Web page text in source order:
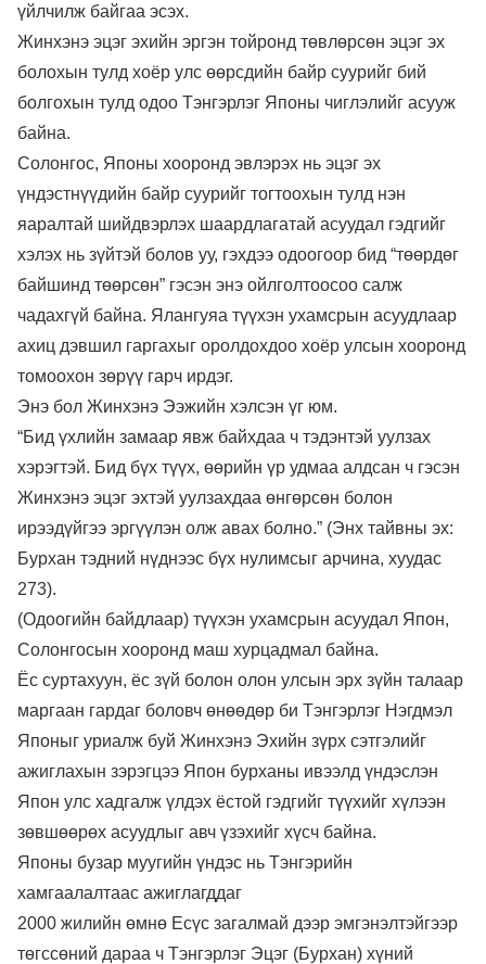
үйлчилж байгаа эсэх.
Жинхэнэ эцэг эхийн эргэн тойронд төвлөрсөн эцэг эх
болохын тулд хоёр улс өөрсдийн байр суурийг бий
болгохын тулд одоо Тэнгэрлэг Японы чиглэлийг асууж
байна.
Солонгос, Японы хооронд эвлэрэх нь эцэг эх
үндэстнүүдийн байр суурийг тогтоохын тулд нэн
яаралтай шийдвэрлэх шаардлагатай асуудал гэдгийг
хэлэх нь зүйтэй болов уу, гэхдээ одоогоор бид “төөрдөг
байшинд төөрсөн” гэсэн энэ ойлголтоосоо салж
чадахгүй байна. Ялангуяа түүхэн ухамсрын асуудлаар
ахиц дэвшил гаргахыг оролдохдоо хоёр улсын хооронд
томоохон зөрүү гарч ирдэг.
Энэ бол Жинхэнэ Ээжийн хэлсэн үг юм.
“Бид үхлийн замаар явж байхдаа ч тэдэнтэй уулзах
хэрэгтэй. Бид бүх түүх, өөрийн үр удмаа алдсан ч гэсэн
Жинхэнэ эцэг эхтэй уулзахдаа өнгөрсөн болон
ирээдүйгээ эргүүлэн олж авах болно.” (Энх тайвны эх:
Бурхан тэдний нүднээс бүх нулимсыг арчина, хуудас
273).
(Одоогийн байдлаар) түүхэн ухамсрын асуудал Япон,
Солонгосын хооронд маш хурцадмал байна.
Ёс суртахуун, ёс зүй болон олон улсын эрх зүйн талаар
маргаан гардаг боловч өнөөдөр би Тэнгэрлэг Нэгдмэл
Японыг уриалж буй Жинхэнэ Эхийн зүрх сэтгэлийг
ажиглахын зэрэгцээ Япон бурханы ивээлд үндэслэн
Япон улс хадгалж үлдэх ёстой гэдгийг түүхийг хүлээн
зөвшөөрөх асуудлыг авч үзэхийг хүсч байна.
Японы бузар муугийн үндэс нь Тэнгэрийн
хамгаалалтаас ажиглагддаг
2000 жилийн өмнө Есүс загалмай дээр эмгэнэлтэйгээр
төгссөний дараа ч Тэнгэрлэг Эцэг (Бурхан) хүний